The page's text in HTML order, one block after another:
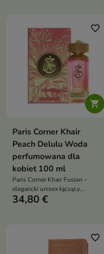

favorite_border
Paris Corner Khair
Peach Delulu Woda
perfumowana dla
kobiet 100 ml
Paris Corner Khair Fusion –
elegancki unisex łączący
soczyste owoce i wytworne
34,80 €
favorite_border